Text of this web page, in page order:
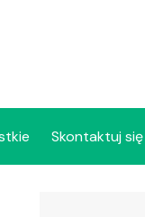
Skontaktuj się